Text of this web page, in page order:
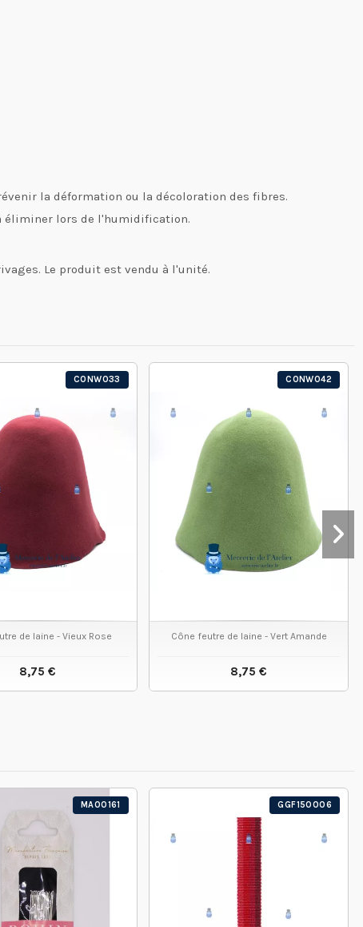
la déformation ou la décoloration des fibres.
éliminer lors de l'humidification.
Le produit est vendu à l'unité.
CONW033
de laine - Vieux Rose
8,75 €
VOIR LE PRODUIT
CONW042
Cône feutre de laine - Vert Amande
8,75 €
VOIR LE PRODUIT
MA00161 GGF150006